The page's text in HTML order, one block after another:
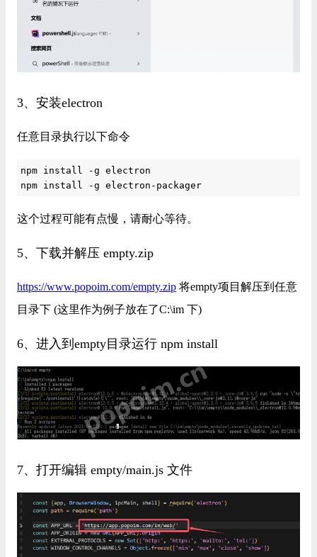
3、安装electron
任意目录执行以下命令
npm install -g electron
npm install -g electron-packager
这个过程可能有点慢，请耐心等待。
5、下载并解压 empty.zip
https://www.popoim.com/empty.zip 将empty项目解压到任意
目录下 (这里作为例子放在了C:\im 下)
6、进入到empty目录运行 npm install
7、打开编辑 empty/main.js 文件